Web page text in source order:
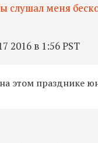
слушал меня
2016 в 1:56 PST
этом празднике